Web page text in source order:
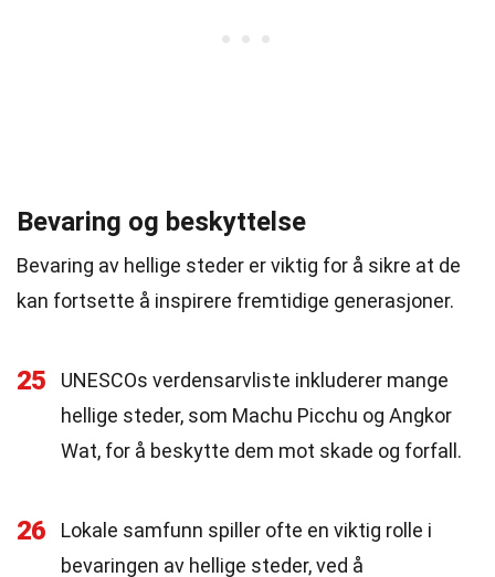
Bevaring og beskyttelse
Bevaring av hellige steder er viktig for å sikre at de
kan fortsette å inspirere fremtidige generasjoner.
25
UNESCOs verdensarvliste inkluderer mange
hellige steder, som Machu Picchu og Angkor
Wat, for å beskytte dem mot skade og forfall.
26
Lokale samfunn spiller ofte en viktig rolle i
bevaringen av hellige steder, ved å